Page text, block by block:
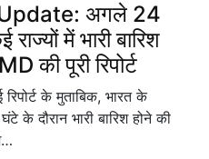
अगले 24
में भारी बारिश
की पूरी रिपोर्ट
रिपोर्ट के मुताबिक, भारत के
दौरान भारी बारिश होने की